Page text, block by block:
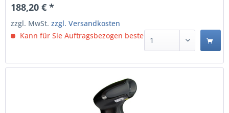
(Li-Ion), Akku-/Batteriekapazität: 1800 mAh. Gewicht: 180...
188,20 € *
zzgl. MwSt.zzgl. Versandkosten
Kann für Sie Auftragsbezogen bestellt werden.